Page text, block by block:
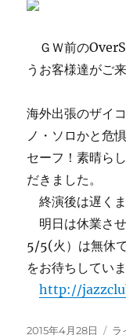
ＧＷ前の
うお客様達がご来
海外出張のザイ
ノ・ソロかと危
セーフ！素晴ら
だきました。
終演後は遅く
明日は休業さ
5/5(火）は無休
をお待ちしていま
http://
投
2015年4月28日
カ
ラ